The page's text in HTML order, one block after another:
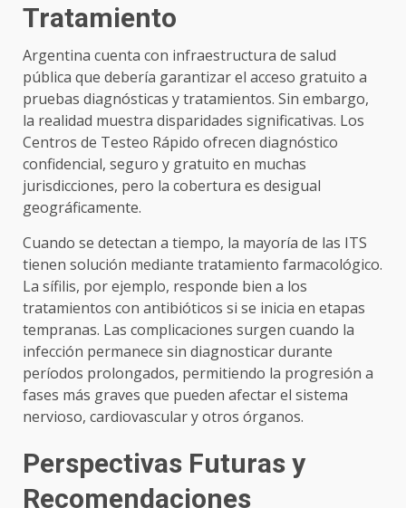
Tratamiento
Argentina cuenta con infraestructura de salud
pública que debería garantizar el acceso gratuito a
pruebas diagnósticas y tratamientos. Sin embargo,
la realidad muestra disparidades significativas. Los
Centros de Testeo Rápido ofrecen diagnóstico
confidencial, seguro y gratuito en muchas
jurisdicciones, pero la cobertura es desigual
geográficamente.
Cuando se detectan a tiempo, la mayoría de las ITS
tienen solución mediante tratamiento farmacológico.
La sífilis, por ejemplo, responde bien a los
tratamientos con antibióticos si se inicia en etapas
tempranas. Las complicaciones surgen cuando la
infección permanece sin diagnosticar durante
períodos prolongados, permitiendo la progresión a
fases más graves que pueden afectar el sistema
nervioso, cardiovascular y otros órganos.
Perspectivas Futuras y
Recomendaciones